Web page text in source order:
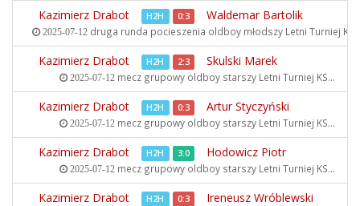
Kazimierz Drabot H2H 0:3 Waldemar Bartolik
2025-07-12 druga runda pocieszenia oldboy młodszy Letni Turniej
Kazimierz Drabot H2H 2:3 Skulski Marek
2025-07-12mecz grupowy oldboy starszy Letni Turniej KS...
Kazimierz Drabot H2H 0:3 Artur Styczyński
2025-07-12mecz grupowy oldboy starszy Letni Turniej KS...
Kazimierz Drabot H2H 3:0 Hodowicz Piotr
2025-07-12mecz grupowy oldboy starszy Letni Turniej KS...
Kazimierz Drabot H2H 0:3 Ireneusz Wróblewski